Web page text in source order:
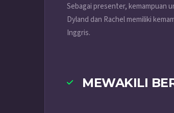
Sebagai presenter, kemampuan
Dyland dan Rachel memiliki
Inggris.
MEWAKILI